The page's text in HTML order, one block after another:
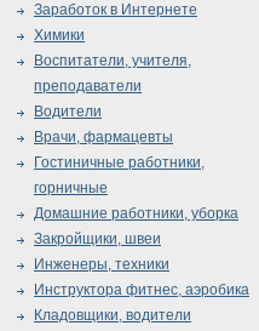
Заработок в Интернете
Химики
Воспитатели, учителя,
преподаватели
Водители
Врачи, фармацевты
Гостиничные работники,
горничные
Домашние работники, уборка
Закройщики, швеи
Инженеры, техники
Инструктора фитнес, аэробика
Кладовщики, водители